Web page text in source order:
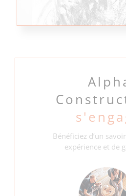
Bénéficiez d’un
expérience et de